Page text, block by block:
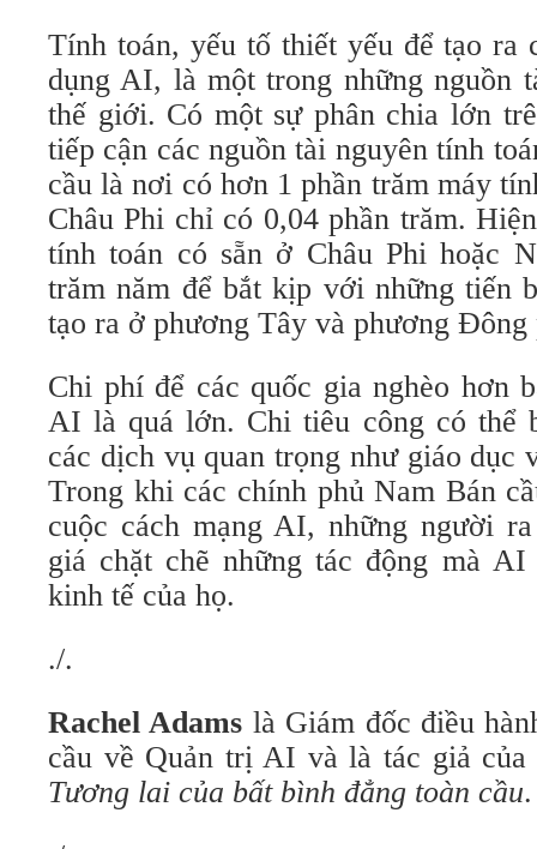
Tính toán, yếu tố thiết yếu để tạo ra
dụng AI, là một trong những nguồn
thế giới. Có một sự phân chia lớn
tiếp cận các nguồn tài nguyên tính
cầu là nơi có hơn 1 phần trăm máy
Châu Phi chỉ có 0,04 phần trăm.
tính toán có sẵn ở Châu Phi hoặc
trăm năm để bắt kịp với những tiến
tạo ra ở phương Tây và phương Đông
Chi phí để các quốc gia nghèo hơn
AI là quá lớn. Chi tiêu công có thể
các dịch vụ quan trọng như giáo dục
Trong khi các chính phủ Nam Bán
cuộc cách mạng AI, những người
giá chặt chẽ những tác động mà
kinh tế của họ.
./.
Rachel Adams là Giám đốc điều
cầu về Quản trị AI và là tác giả của
Tương lai của bất bình đẳng toàn cầu.